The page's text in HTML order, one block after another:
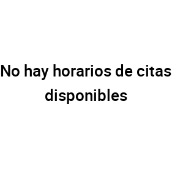
No hay horarios de citas
disponibles